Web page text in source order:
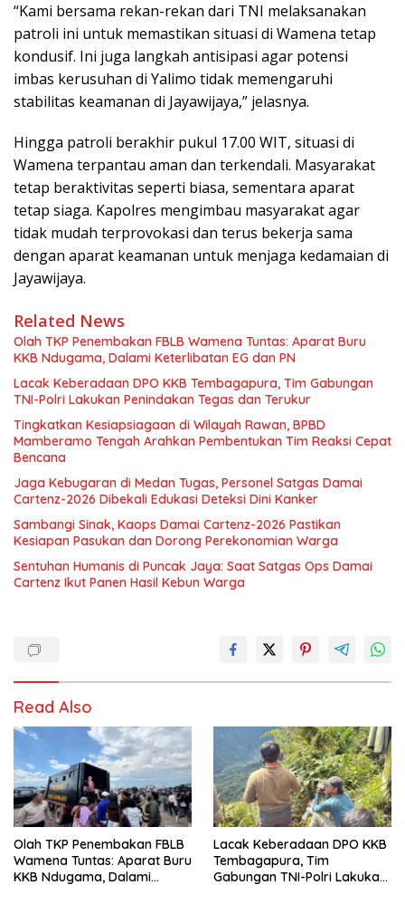
“Kami bersama rekan-rekan dari TNI melaksanakan
patroli ini untuk memastikan situasi di Wamena tetap
kondusif. Ini juga langkah antisipasi agar potensi
imbas kerusuhan di Yalimo tidak memengaruhi
stabilitas keamanan di Jayawijaya,” jelasnya.
Hingga patroli berakhir pukul 17.00 WIT, situasi di
Wamena terpantau aman dan terkendali. Masyarakat
tetap beraktivitas seperti biasa, sementara aparat
tetap siaga. Kapolres mengimbau masyarakat agar
tidak mudah terprovokasi dan terus bekerja sama
dengan aparat keamanan untuk menjaga kedamaian di
Jayawijaya.
Related News
Olah TKP Penembakan FBLB Wamena Tuntas: Aparat Buru
KKB Ndugama, Dalami Keterlibatan EG dan PN
Lacak Keberadaan DPO KKB Tembagapura, Tim Gabungan
TNI-Polri Lakukan Penindakan Tegas dan Terukur
Tingkatkan Kesiapsiagaan di Wilayah Rawan, BPBD
Mamberamo Tengah Arahkan Pembentukan Tim Reaksi Cepat
Bencana
Jaga Kebugaran di Medan Tugas, Personel Satgas Damai
Cartenz-2026 Dibekali Edukasi Deteksi Dini Kanker
Sambangi Sinak, Kaops Damai Cartenz-2026 Pastikan
Kesiapan Pasukan dan Dorong Perekonomian Warga
Sentuhan Humanis di Puncak Jaya: Saat Satgas Ops Damai
Cartenz Ikut Panen Hasil Kebun Warga
Read Also
Olah TKP Penembakan FBLB
Wamena Tuntas: Aparat Buru
KKB Ndugama, Dalami
Lacak Keberadaan DPO KKB
Tembagapura, Tim
Gabungan TNI-Polri Lakukan